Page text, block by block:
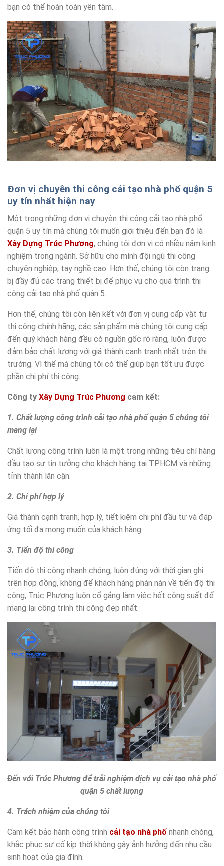
bạn có thể hoàn toàn yên tâm.
Đơn vị chuyên thi công cải tạo nhà phố quận 5
uy tín nhất hiện nay
Một trong những đơn vị chuyên thi công cải tạo nhà phố
quận 5 uy tín mà chúng tôi muốn giới thiệu đến bạn đó là
Xây Dựng Trúc Phương, chúng tôi đơn vị có nhiều năm kinh
nghiệm trong ngành. Sở hữu cho mình đội ngũ thi công
chuyên nghiệp, tay nghề cao. Hơn thế, chúng tôi còn trang
bị đầy đủ các trang thiết bị để phục vụ cho quá trình thi
công cải tạo nhà phố quận 5.
Hơn thế, chúng tôi còn liên kết với đơn vị cung cấp vật tư
thi công chính hãng, các sản phẩm mà chúng tôi cung cấp
đến quý khách hàng đều có nguồn gốc rõ ràng, luôn được
đảm bảo chất lượng với giá thành cạnh tranh nhất trên thị
trường. Vì thế mà chúng tôi có thể giúp bạn tốt ưu được
phần chi phí thi công.
Công ty Xây Dựng Trúc Phương cam kết:
1. Chất lượng công trình cải tạo nhà phố quận 5 chúng tôi
mang lại
Chất lượng công trình luôn là một trong những tiêu chí hàng
đầu tạo sự tin tưởng cho khách hàng tại TPHCM và những
tỉnh thành lân cận.
2. Chi phí hợp lý
Giá thành cạnh tranh, hợp lý, tiết kiệm chi phí đầu tư và đáp
ứng tối đa mong muốn của khách hàng.
3. Tiến độ thi công
Tiến độ thi công nhanh chóng, luôn đúng với thời gian ghi
trên hợp đồng, không để khách hàng phàn nàn về tiến độ thi
công, Trúc Phương luôn cố gắng làm việc hết công suất để
mang lại công trình thi công đẹp nhất.
Đến với Trúc Phương để trải nghiệm dịch vụ cải tạo nhà phố
quận 5 chất lượng
4. Trách nhiệm của chúng tôi
Cam kết bảo hành công trình cải tạo nhà phố nhanh chóng,
khắc phục sự cố kịp thời không gây ảnh hưởng đến nhu cầu
sinh hoạt của gia đình.